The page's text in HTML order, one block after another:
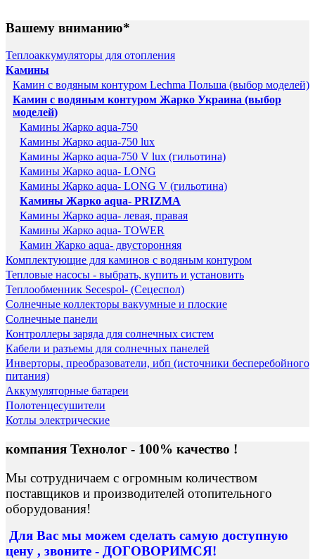
Вашему вниманию*
Теплоаккумуляторы для отопления
Камины
Камин с водяным контуром Lechma Польша (выбор моделей)
Камин с водяным контуром Жарко Украина (выбор
моделей)
Камины Жарко aqua-750
Камины Жарко aqua-750 lux
Камины Жарко aqua-750 V lux (гильотина)
Камины Жарко aqua- LONG
Камины Жарко aqua- LONG V (гильотина)
Камины Жарко aqua- PRIZMA
Камины Жарко aqua- левая, правая
Камины Жарко aqua- TOWER
Камин Жарко aqua- двусторонняя
Комплектующие для каминов с водяным контуром
Тепловые насосы - выбрать, купить и установить
Теплообменник Secespol- (Сецеспол)
Солнечные коллекторы вакуумные и плоские
Солнечные панели
Контроллеры заряда для солнечных систем
Кабели и разъемы для солнечных панелей
Инверторы, преобразователи, ибп (источники бесперебойного
питания)
Аккумуляторные батареи
Полотенцесушители
Котлы электрические
компания Технолог - 100% качество !
Мы сотрудничаем с огромным количеством
поставщиков и производителей отопительного
оборудования!
Для Вас мы можем сделать самую доступную
цену , звоните - ДОГОВОРИМСЯ!